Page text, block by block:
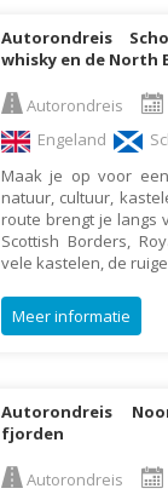
Autorondreis
whisky en de North
Autorondreis
Engeland
Maak je op voor
natuur, cultuur,
route brengt je langs
Scottish Borders,
vele kastelen, de ruige
Meer informatie
Autorondreis
fjorden
Autorondreis